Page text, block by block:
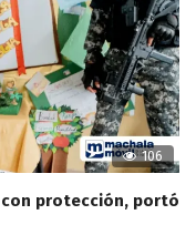
106
con protección, portó